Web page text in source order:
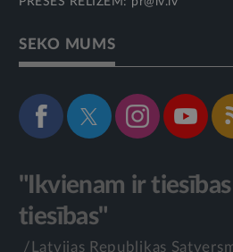
SEKO MUMS
"Ikvienam ir
tiesības"
/Latvijas Republikas